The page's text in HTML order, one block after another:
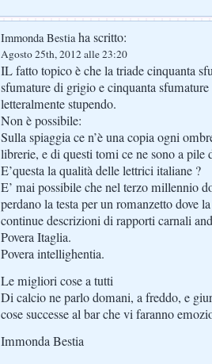
Immonda Bestiaha scritto:
Agosto 25th, 2012 alle 23:20
IL fatto topico è che la triade cinquanta
sfumature di grigio e cinquanta
letteralmente stupendo.
Non è possibile:
Sulla spiaggia ce n’è una copia ogni
librerie, e di questi tomi ce ne sono a pile
E’questa la qualità delle lettrici italiane ?
E’ mai possibile che nel terzo millennio
perdano la testa per un romanzetto dove
continue descrizioni di rapporti carnali
Povera Itaglia.
Povera intellighentia.
Le migliori cose a tutti
Di calcio ne parlo domani, a freddo, e
cose successe al bar che vi faranno
Immonda Bestia